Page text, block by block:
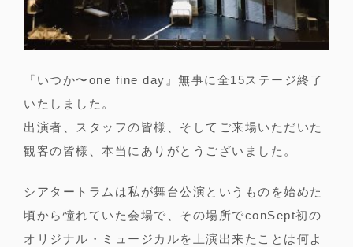
『いつか〜one fine day』無事に全15ステージ終了
いたしました。
出演者、スタッフの皆様、そしてご来場いただいた
観客の皆様、本当にありがとうございました。
シアタートラムは私が舞台公演というものを始めた
頃から憧れていた会場で、その場所でconSept初の
オリジナル・ミュージカルを上演出来たことは何よ